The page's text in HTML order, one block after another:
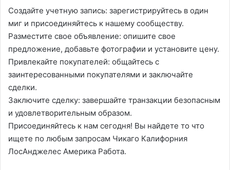
Создайте учетную запись: зарегистрируйтесь в один
миг и присоединяйтесь к нашему сообществу.
Разместите свое объявление: опишите свое
предложение, добавьте фотографии и установите цену.
Привлекайте покупателей: общайтесь с
заинтересованными покупателями и заключайте
сделки.
Заключите сделку: завершайте транзакции безопасным
и удовлетворительным образом.
Присоединяйтесь к нам сегодня! Вы найдете то что
ищете по любым запросам Чикаго Калифорния
ЛосАнджелес Америка Работа.